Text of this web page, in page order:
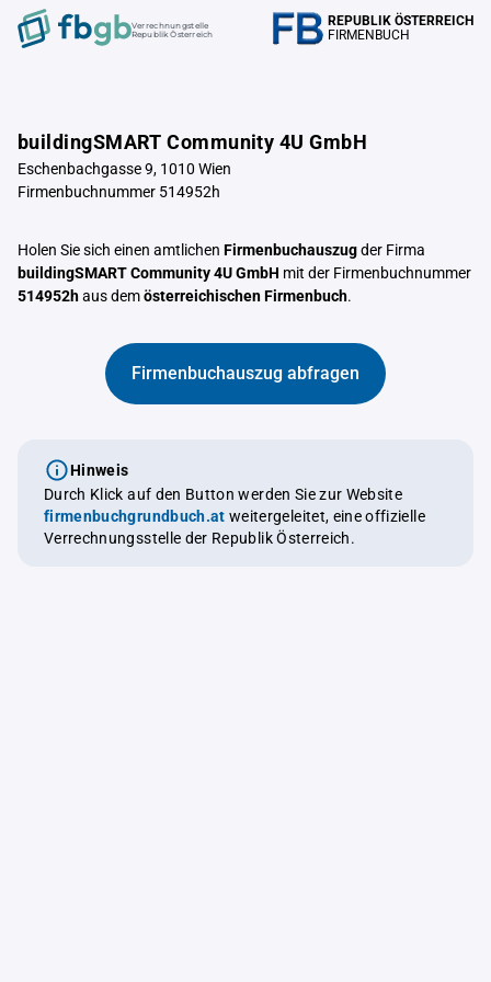
Verrechnungstelle
Republik Österreich
REPUBLIK ÖSTERREICH
FIRMENBUCH
buildingSMART Community 4U GmbH
Eschenbachgasse 9, 1010 Wien
Firmenbuchnummer 514952h
Holen Sie sich einen amtlichen Firmenbuchauszugder Firma
buildingSMART Community 4U GmbH mit der Firmenbuchnummer
514952haus demösterreichischen Firmenbuch.
Firmenbuchauszug abfragen
Hinweis
Durch Klick auf den Button werden Sie zur Website
firmenbuchgrundbuch.at weitergeleitet, eine offizielle
Verrechnungsstelle der Republik Österreich.